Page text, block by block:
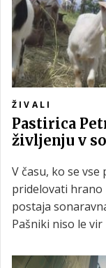
ŽIVALI
Pastirica
življenju v
V času, ko se
pridelovati hrano
postaja
Pašniki niso le
pred